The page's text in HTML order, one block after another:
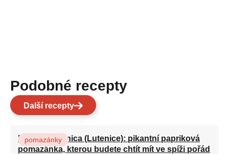
Podobné recepty
Další recepty
Domácí ljutenica (Lutenice): pikantní papriková
pomazánka, kterou budete chtít mít ve spíži pořád
pomazánky